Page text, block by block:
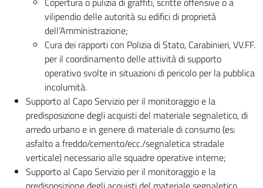
vilipendio delle autorità su edifici di proprietà
dell’Amministrazione;
Cura dei rapporti con Polizia di Stato, Carabinieri, VV.FF.
per il coordinamento delle attività di supporto
operativo svolte in situazioni di pericolo per la pubblica
incolumità.
Supporto al Capo Servizio per il monitoraggio e la
predisposizione degli acquisti del materiale segnaletico, di
arredo urbano e in genere di materiale di consumo (es:
asfalto a freddo/cemento/ecc./segnaletica stradale
verticale) necessario alle squadre operative interne;
Supporto al Capo Servizio per il monitoraggio e la